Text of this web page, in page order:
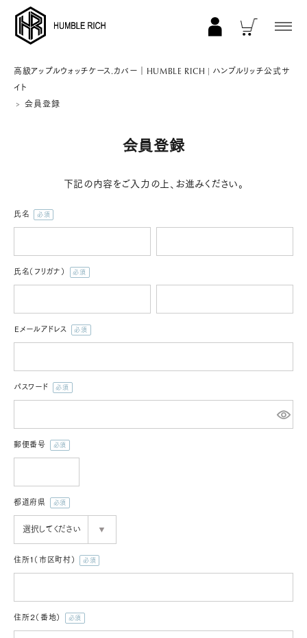
COLLECTION
ALL
AppleWatch Ultra 2/1(49mm)
AppleWatch SE 3/2/1 (40mm)
STRAP/Accessory
PICK UP
NEWS
SHOP LIST
高級アップルウォッチケース.カバー｜HUMBLE RICH | ハンブルリッチ公式サ
イト
会員登録
会員登録
下記の内容をご入力の上、お進みください。
氏名
氏名（フリガナ）
Ｅメールアドレス
パスワード
郵便番号
都道府県
須)
住所１（市区町村）
住所２（番地）